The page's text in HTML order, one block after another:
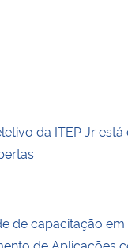
da ITEP Jr está
de capacitação em